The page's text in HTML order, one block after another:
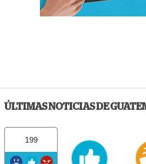
ÚLTIMAS NOTICIAS DE
199